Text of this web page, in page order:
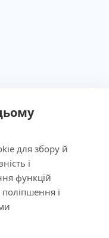
для збору й
і
функцій
і